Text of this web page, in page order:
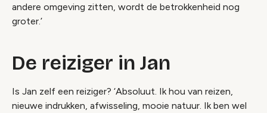
andere omgeving zitten, wordt de betrokkenheid nog
groter.’
De reiziger in Jan
Is Jan zelf een reiziger? ‘Absoluut. Ik hou van reizen,
nieuwe indrukken, afwisseling, mooie natuur. Ik ben wel